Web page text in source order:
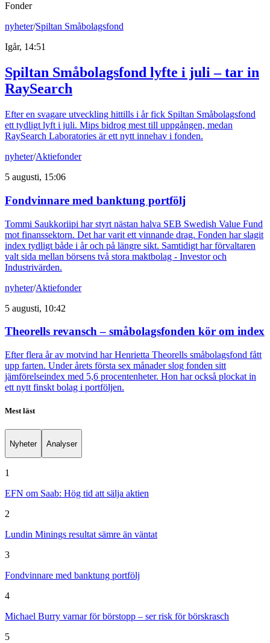
Fonder
nyheter/Spiltan Småbolagsfond
Igår, 14:51
Spiltan Småbolagsfond lyfte i juli – tar in
RaySearch
Efter en svagare utveckling hittills i år fick Spiltan Småbolagsfond
ett tydligt lyft i juli. Mips bidrog mest till uppgången, medan
RaySearch Laboratories är ett nytt innehav i fonden.
nyheter/Aktiefonder
5 augusti, 15:06
Fondvinnare med banktung portfölj
Tommi Saukkoriipi har styrt nästan halva SEB Swedish Value Fund
mot finanssektorn. Det har varit ett vinnande drag. Fonden har slagit
index tydligt både i år och på längre sikt. Samtidigt har förvaltaren
valt sida mellan börsens två stora maktbolag - Investor och
Industrivärden.
nyheter/Aktiefonder
5 augusti, 10:42
Theorells revansch – småbolagsfonden kör om index
Efter flera år av motvind har Henrietta Theorells småbolagsfond fått
upp farten. Under årets första sex månader slog fonden sitt
jämförelseindex med 5,6 procentenheter. Hon har också plockat in
ett nytt finskt bolag i portföljen.
Mest läst
Nyheter Analyser
1
EFN om Saab: Hög tid att sälja aktien
2
Lundin Minings resultat sämre än väntat
3
Fondvinnare med banktung portfölj
4
Michael Burry varnar för börstopp – ser risk för börskrasch
5